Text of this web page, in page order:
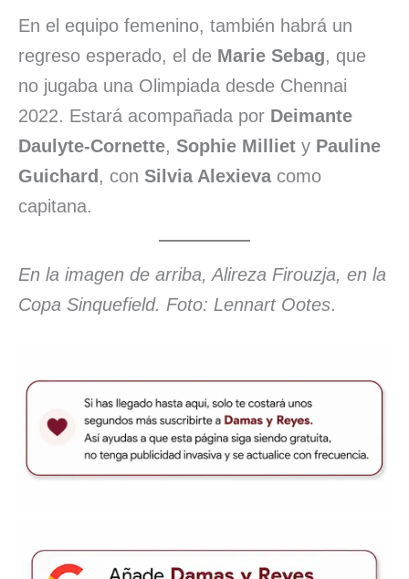
En el equipo femenino, también habrá un
regreso esperado, el de Marie Sebag, que
no jugaba una Olimpiada desde Chennai
2022. Estará acompañada por Deimante
Daulyte-Cornette, Sophie Milliet y Pauline
Guichard, con Silvia Alexieva como
capitana.
En la imagen de arriba, Alireza Firouzja, en la
Copa Sinquefield. Foto: Lennart Ootes.